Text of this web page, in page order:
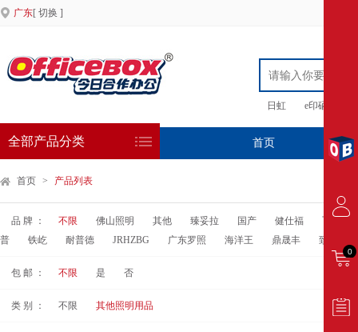
广东[ 切换 ]
日虹 e印硒鼓
全部产品分类 首页 专
首页 > 产品列表
品 牌 ： 不限 佛山照明 其他 臻妥拉 国产 健仕福
飞利浦
普
铁屹 耐普德 JRHZBG 广东罗照 海洋王 鼎晟丰 致源亚明
包 邮 ： 不限 是 否
类 别 ： 不限 其他照明用品
0